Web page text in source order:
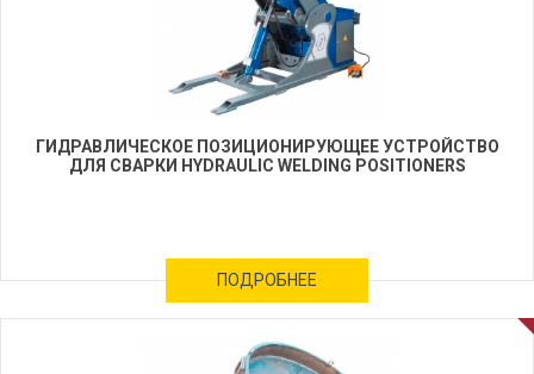
ГИДРАВЛИЧЕСКОЕ ПОЗИЦИОНИРУЮЩЕЕ УСТРОЙСТВО
ДЛЯ СВАРКИ HYDRAULIC WELDING POSITIONERS
ПОДРОБНЕЕ